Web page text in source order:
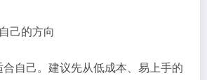
己的方向
自己。建议先从低成本、易上手的